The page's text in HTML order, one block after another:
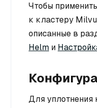
Чтобы
к кластеру
описанные в
Helm и
Для уплотнения